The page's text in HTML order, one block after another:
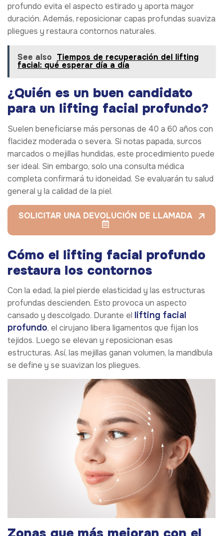
profundo evita el aspecto estirado y aporta mayor
duración. Además, reposicionar capas profundas suaviza
pliegues y restaura contornos naturales.
See also Tiempos de recuperación del lifting
facial: qué esperar día a día
¿Quién es un buen candidato
para un lifting facial profundo?
Suelen beneficiarse más personas de 40 a 60 años con
flacidez moderada o severa. Si notas papada, surcos
marcados o mejillas hundidas, este procedimiento puede
ser ideal. Sin embargo, solo una consulta médica
completa confirmará tu idoneidad. Se evaluarán tu salud
general y la calidad de la piel.
SOLICITAR UNA DEVOLUCIÓN DE LLAMADA
Cómo el lifting facial profundo
restaura los contornos
Con la edad, la piel pierde elasticidad y las estructuras
profundas descienden. Esto provoca un aspecto
cansado y descolgado. Durante el lifting facial
profundo, el cirujano libera ligamentos que fijan los
tejidos. Luego se elevan y reposicionan esas
estructuras. Así, las mejillas ganan volumen, la mandíbula
se define y se suavizan los pliegues.